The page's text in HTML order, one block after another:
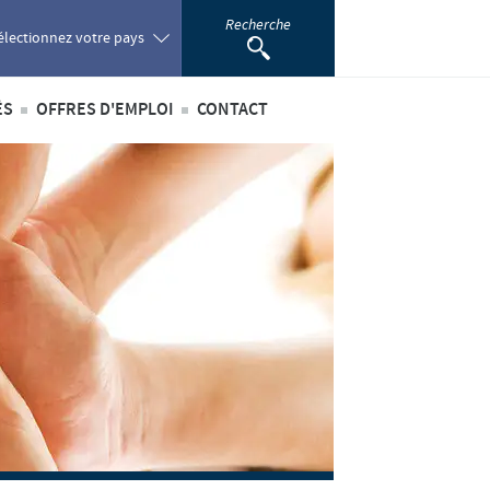
votre pays
Portugal
Africa
Spain
Recherche
internationales
au sein du Benelux
OFFRES D'EMPLOI
Offres d'emploi internationales
Offres d'emploi au sein du Benelux
CONTACT